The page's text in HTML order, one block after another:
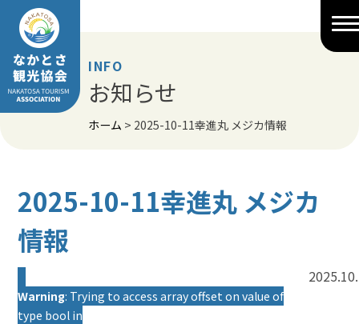
Skip
content
INFO
お知らせ
ホーム > 2025-10-11幸進丸 メジカ情報
2025-10-11幸進丸 メジカ
情報
Warning: Trying to access array offset on value of
type bool in